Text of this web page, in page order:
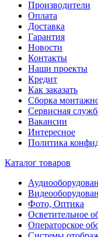
Производители
Оплата
Доставка
Гарантия
Новости
Контакты
Наши проекты
Кредит
Как заказать
Сборка
Сервисная
Вакансии
Интересное
Политика
Каталог товаров
Фото, Оптика
Осветительное
Операторское